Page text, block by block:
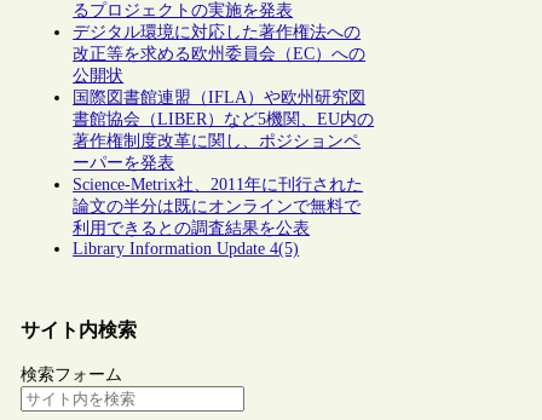
るプロジェクトの実施を発表
デジタル環境に対応した著作権法への
改正等を求める欧州委員会（EC）への
公開状
国際図書館連盟（IFLA）や欧州研究図
書館協会（LIBER）など5機関、EU内の
著作権制度改革に関し、ポジションペ
ーパーを発表
Science-Metrix社、2011年に刊行された
論文の半分は既にオンラインで無料で
利用できるとの調査結果を公表
Library Information Update 4(5)
サイト内検索
検索フォーム